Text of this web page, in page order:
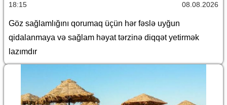
18:15 08.08.2026
Göz sağlamlığını qorumaq üçün hər fəslə uyğun
qidalanmaya və sağlam həyat tərzinə diqqət yetirmək
lazımdır